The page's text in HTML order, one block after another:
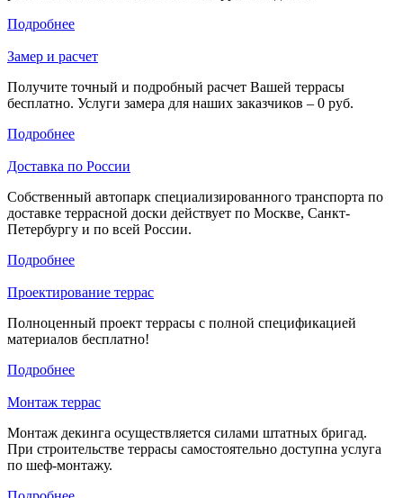
Подробнее
Замер и расчет
Получите точный и подробный расчет Вашей террасы
бесплатно. Услуги замера для наших заказчиков – 0 руб.
Подробнее
Доставка по России
Собственный автопарк специализированного транспорта по
доставке террасной доски действует по Москве, Санкт-
Петербургу и по всей России.
Подробнее
Проектирование террас
Полноценный проект террасы с полной спецификацией
материалов бесплатно!
Подробнее
Монтаж террас
Монтаж декинга осуществляется силами штатных бригад.
При строительстве террасы самостоятельно доступна услуга
по шеф-монтажу.